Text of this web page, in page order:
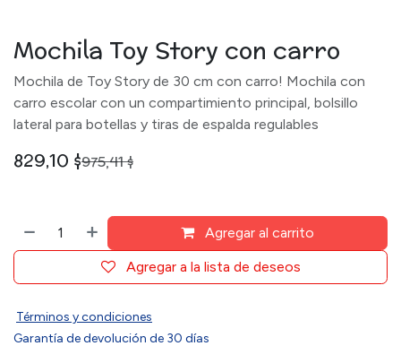
Mochila Toy Story con carro
Mochila de Toy Story de 30 cm con carro! Mochila con
carro escolar con un compartimiento principal, bolsillo
lateral para botellas y tiras de espalda regulables
829,10 $975,41$
Agregar al carrito
Agregar a la lista de deseos
Términos y condiciones
Garantía de devolución de 30 días